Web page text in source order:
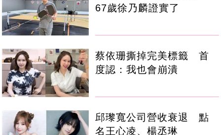
67歲徐乃麟證實了
蔡依珊撕掉完美標籤 首
度認：我也會崩潰
邱瓈寬公司營收衰退 點
名王心凌、楊丞琳